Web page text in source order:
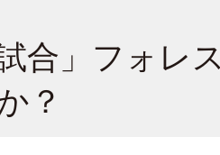
合」フォレ
？